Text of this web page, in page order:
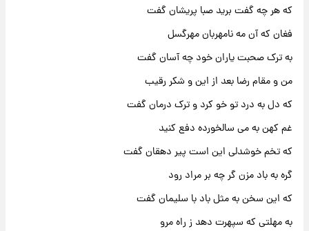
که هر چه گفت برید صبا پریشان گفت
فغان که آن مه نامهربان مهرگسل
به ترک صحبت یاران خود چه آسان گفت
من و مقام رضا بعد از این و شکر رقیب
که دل به درد تو خو کرد و ترک درمان گفت
غم کهن به می سالخورده دفع کنید
که تخم خوشدلی این است پیر دهقان گفت
گره به باد مزن گر چه بر مراد رود
که این سخن به مثل باد با سلیمان گفت
به مهلتی که سپهرت دهد ز راه مرو